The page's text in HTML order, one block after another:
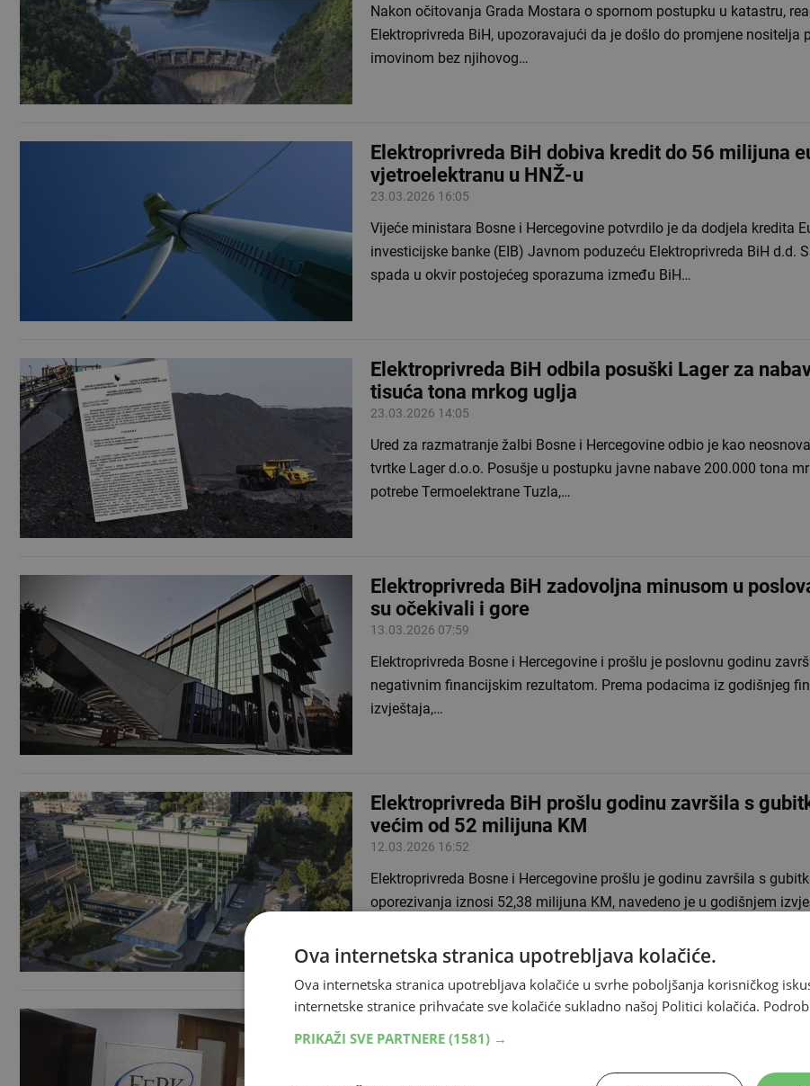
Nakon očitovanja Grada Mostara o spornom postupku u katastru,
Elektroprivreda BiH, upozoravajući da je došlo do promjene nositelja
imovinom bez njihovog…
Elektroprivreda BiH dobiva kredit do 56 milijuna
vjetroelektranu u HNŽ-u
23.03.2026 16:05
Vijeće ministara Bosne i Hercegovine potvrdilo je da dodjela kredita
investicijske banke (EIB) Javnom poduzeću Elektroprivreda BiH d.d.
spada u okvir postojećeg sporazuma između BiH…
Elektroprivreda BiH odbila posuški Lager za
tisuća tona mrkog uglja
23.03.2026 14:05
Ured za razmatranje žalbi Bosne i Hercegovine odbio je kao
tvrtke Lager d.o.o. Posušje u postupku javne nabave 200.000 tona
potrebe Termoelektrane Tuzla,…
Elektroprivreda BiH zadovoljna minusom u
su očekivali i gore
13.03.2026 07:59
Elektroprivreda Bosne i Hercegovine i prošlu je poslovnu godinu
negativnim financijskim rezultatom. Prema podacima iz godišnjeg
izvještaja,…
Elektroprivreda BiH prošlu godinu završila s
većim od 52 milijuna KM
12.03.2026 16:52
Elektroprivreda Bosne i Hercegovine prošlu je godinu završila s
oporezivanja iznosi 52,38 milijuna KM, navedeno je u godišnjem
FERK dao suglasnost na plan razvoja
EPBiH do 2035. godine
Ova internetska stranica upotrebljava kolačiće.
Ova internetska stranica upotrebljava kolačiće u svrhe poboljšanja korisničkog
internetske stranice prihvaćate sve kolačiće sukladno našoj Politici kolačića.
PRIKAŽI SVE PARTNERE (1581) →